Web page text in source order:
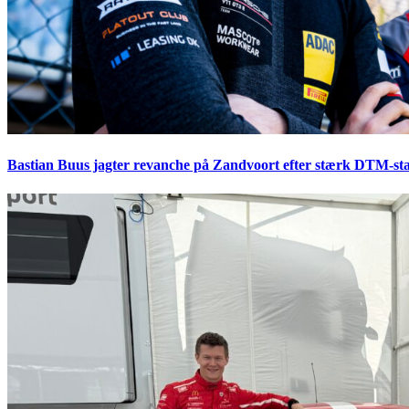
Bastian Buus jagter revanche på Zandvoort efter stærk DTM-